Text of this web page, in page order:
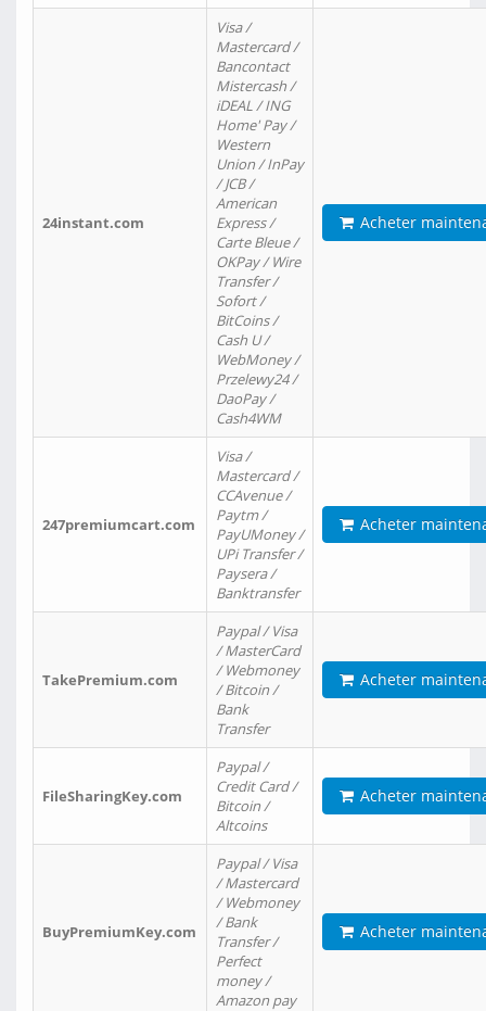
24instant.com
Visa /
Mastercard /
Bancontact
Mistercash /
iDEAL / ING
Home' Pay /
Western
Union / InPay
/ JCB /
American
Express /
Carte Bleue /
OKPay / Wire
Transfer /
Sofort /
BitCoins /
Cash U /
WebMoney /
Przelewy24 /
DaoPay /
Cash4WM
Acheter
247premiumcart.com
Visa /
Mastercard /
CCAvenue /
Paytm /
PayUMoney /
UPi Transfer /
Paysera /
Banktransfer
Acheter
TakePremium.com
Paypal / Visa
/ MasterCard
/ Webmoney
/ Bitcoin /
Bank
Transfer
Acheter
FileSharingKey.com
Paypal /
Credit Card /
Bitcoin /
Altcoins
Acheter
BuyPremiumKey.com
Paypal / Visa
/ Mastercard
/ Webmoney
/ Bank
Transfer /
Perfect
money /
Amazon pay
Acheter